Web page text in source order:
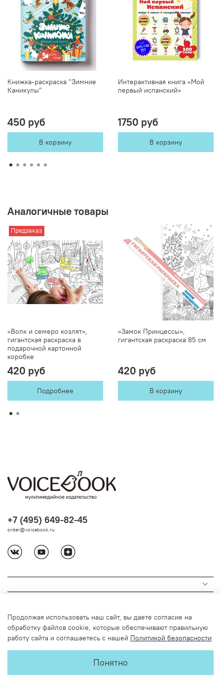
Книжка-раскраска "Зимние
Каникулы"
450 руб
В корзину
Интерактивная книга «Мой
первый испанский»
1750 руб
В корзину
Аналогичные товары
Предзаказ
«Волк и семеро козлят»,
гигантская раскраска в
подарочной картонной
коробке
420 руб
Подробнее
«Замок Принцессы»,
гигантская раскраска 85 см
420 руб
В корзину
+7 (495) 649-82-45
order@voicebook.ru
Продолжая использовать наш сайт, вы даете согласие на
обработку файлов cookie, которые обеспечивают правильную
работу сайта и соглашаетесь с нашей Политикой безопасности
Понятно